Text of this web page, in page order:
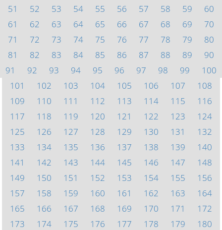
51
52 53 54 55 56 57 58 59
60
61
62 63 64 65 66 67 68 69
70
71
72 73 74 75 76 77 78 79
80
81
82 83 84 85 86 87 88 89
90
91
92 93 94 95 96 97 98 99
100
101
102 103 104 105 106 107
108
109
110 111 112 113 114 115
116
117
118 119 120 121 122 123
124
125
126 127 128 129 130 131
132
133
134 135 136 137 138 139
140
141
142 143 144 145 146 147
148
149
150 151 152 153 154 155
156
157
158 159 160 161 162 163
164
165
166 167 168 169 170 171
172
173
174 175 176 177 178 179
180